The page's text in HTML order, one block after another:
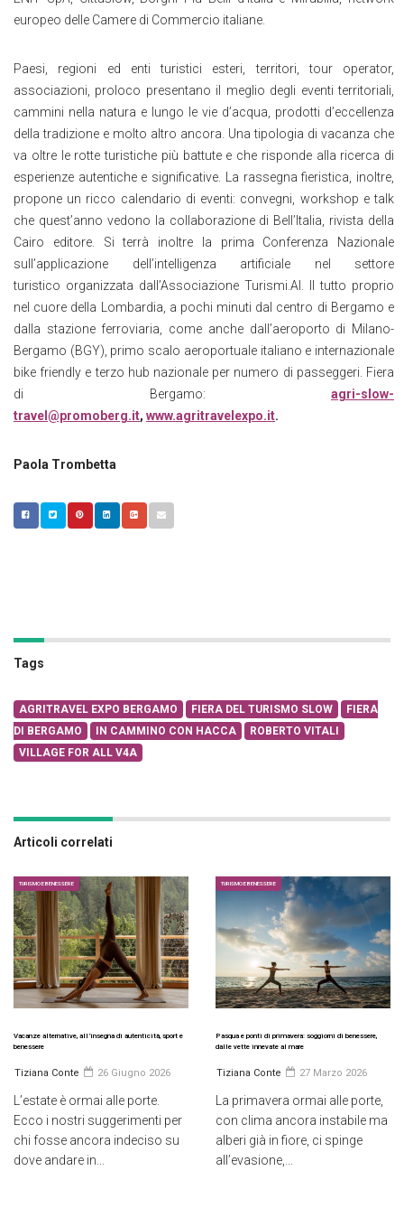
europeo delle Camere di Commercio italiane.
Paesi, regioni ed enti turistici esteri, territori, tour operator,
associazioni, proloco presentano il meglio degli eventi territoriali,
cammini nella natura e lungo le vie d’acqua, prodotti d’eccellenza
della tradizione e molto altro ancora. Una tipologia di vacanza che
va oltre le rotte turistiche più battute e che risponde alla ricerca di
esperienze autentiche e significative. La rassegna fieristica, inoltre,
propone un ricco calendario di eventi: convegni, workshop e talk
che quest’anno vedono la collaborazione di Bell’Italia,
rivista della
Cairo editore. Si terrà inoltre la prima Conferenza Nazionale
sull’applicazione dell’intelligenza artificiale nel settore
turistico organizzata dall’Associazione Turismi.AI. Il tutto proprio
nel cuore della Lombardia, a pochi minuti dal centro di Bergamo e
dalla stazione ferroviaria, come anche dall’aeroporto di Milano-
Bergamo (BGY), primo scalo aeroportuale italiano e internazionale
bike friendly e terzo hub nazionale per numero di passeggeri. Fiera
di Bergamo: agri-slow-
travel@promoberg.it, www.agritravelexpo.it.
Paola Trombetta
Tags
AGRITRAVEL EXPO BERGAMO FIERA DEL TURISMO SLOW
FIERA
DI BERGAMO
IN CAMMINO CON HACCA
ROBERTO VITALI
VILLAGE FOR ALL V4A
Articoli correlati
TURISMO E BENESSERE
Vacanze alternative, all’insegna di autenticità, sport e
benessere
Tiziana Conte 26 Giugno 2026
L’estate è ormai alle porte.
Ecco i nostri suggerimenti per
chi fosse ancora indeciso su
dove andare in...
TURISMO E BENESSERE
Pasqua e ponti di primavera: soggiorni di benessere,
dalle vette innevate al mare
Tiziana Conte 27 Marzo 2026
La primavera ormai alle porte,
con clima ancora instabile ma
alberi già in fiore, ci spinge
all’evasione,...